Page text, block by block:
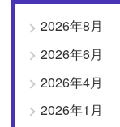
2026年8月
2026年6月
2026年4月
2026年1月